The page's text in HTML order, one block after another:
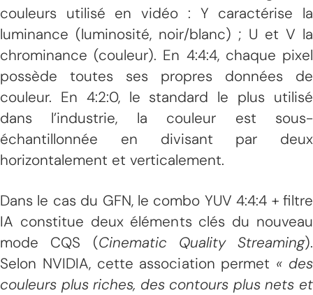
couleurs utilisé en vidéo : Y caractérise la
luminance (luminosité, noir/blanc) ; U et V la
chrominance (couleur). En 4:4:4, chaque pixel
possède toutes ses propres données de
couleur. En 4:2:0, le standard le plus utilisé
dans l’industrie, la couleur est sous-
échantillonnée en divisant par deux
horizontalement et verticalement.
Dans le cas du GFN, le combo YUV 4:4:4 + filtre
IA constitue deux éléments clés du nouveau
mode CQS (Cinematic Quality Streaming).
Selon NVIDIA, cette association permet « des
couleurs plus riches, des contours plus nets et